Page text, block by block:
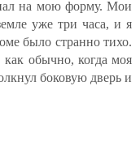
на мою форму. Мои
уже три часа, и я
было странно тихо.
обычно, когда моя
боковую дверь и